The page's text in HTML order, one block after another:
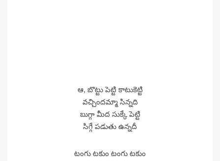
ఆ, బొట్టు పెట్టి కాటుకెట్టి
వచ్చిందమ్మా సిన్నది
బుగ్గా మీద సుక్కే పెట్టి
సిగ్గే పడుతు ఉన్నదీ
టంగు టకుం టంగు టకుం